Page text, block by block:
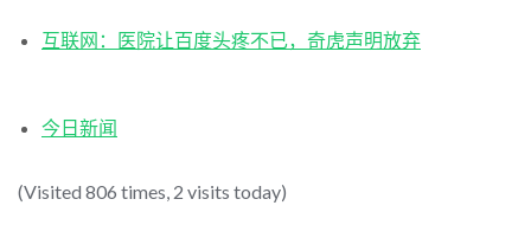
互联网：医院让百度头疼不已，奇虎声明放弃
今日新闻
(Visited 806 times, 2 visits today)